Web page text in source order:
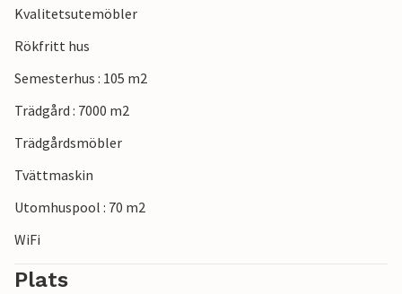
Kvalitetsutemöbler
Rökfritt hus
Semesterhus : 105 m2
Trädgård : 7000 m2
Trädgårdsmöbler
Tvättmaskin
Utomhuspool : 70 m2
WiFi
Plats